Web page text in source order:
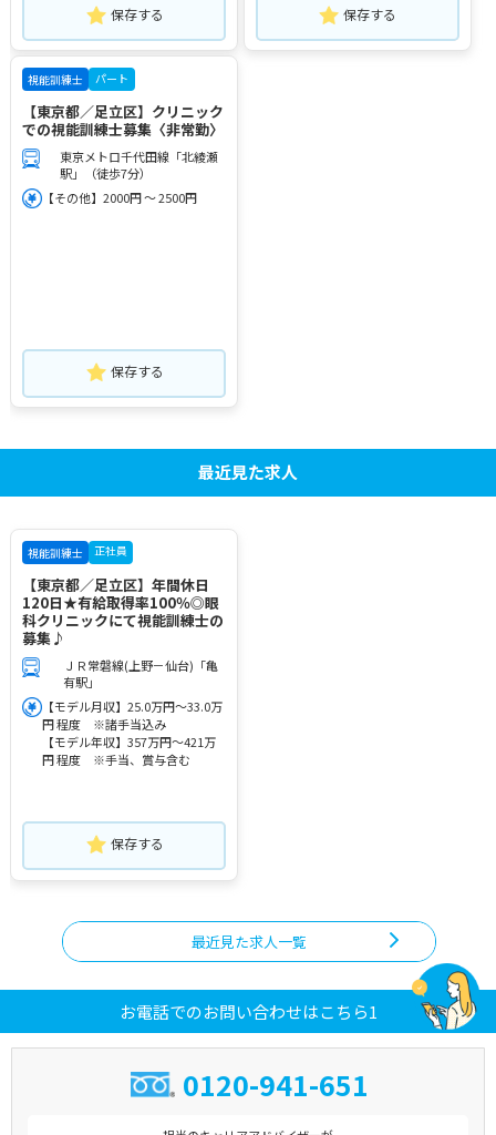
保存する 保存する
視能訓練士 パート
【東京都／足立区】クリニック
での視能訓練士募集〈非常勤〉
東京メトロ千代田線「北綾瀬
駅」（徒歩7分）
【その他】2000円 ～ 2500円
保存する
最近見た求人
視能訓練士 正社員
【東京都／足立区】年間休日
120日★有給取得率100％◎眼
科クリニックにて視能訓練士の
募集♪
ＪＲ常磐線(上野－仙台)「亀
有駅」
【モデル月収】25.0万円～33.0万
円 程度 ※諸手当込み
【モデル年収】357万円～421万
円 程度 ※手当、賞与含む
保存する
最近見た求人一覧
お電話でのお問い合わせはこちら1
0120-941-651